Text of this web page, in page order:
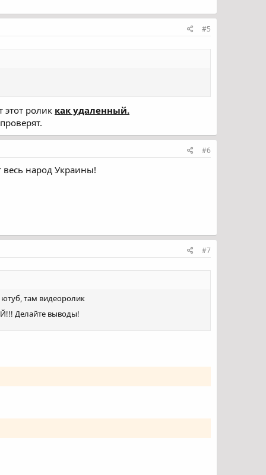
#5
ролик как удаленный.
#6
весь народ Украины!
#7
там видеоролик
Делайте выводы!